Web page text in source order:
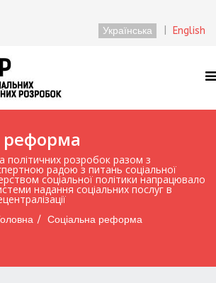
Українська English
реформа
політичних розробок разом з
радою з питань соціальної
соціальної політики напрацювало
надання соціальних послуг в
Соціальна реформа